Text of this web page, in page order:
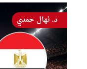
د. نهال حمدي